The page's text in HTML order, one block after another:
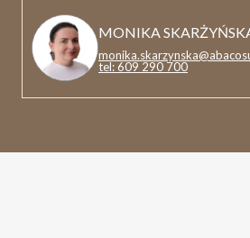
MONIKA
tel: 609 290 700